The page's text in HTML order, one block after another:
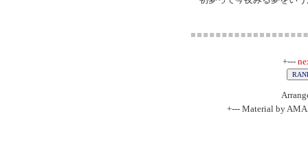
+---
+--- Material by